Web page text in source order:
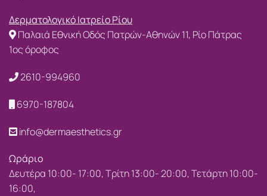
Δερματολογικό Ιατρείο Ρίου
Παλαιά Εθνική Οδός Πατρών-Αθηνών 11, Ρίο Πάτρας
1ος όροφος
2610-994960
6970-187804
info@dermaesthetics.gr
Ωράριο
Δευτέρα 10:00- 17:00, Τρίτη 13:00- 20:00, Τετάρτη 10:00-
16:00,